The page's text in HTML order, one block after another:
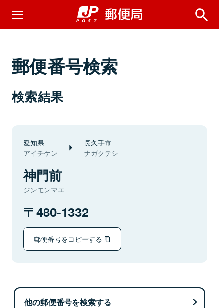
郵便番号検索
検索結果
愛知県
アイチケン
長久手市
ナガクテシ
神門前
ジンモンマエ
480-1332
郵便番号をコピーする
他の郵便番号を検索する